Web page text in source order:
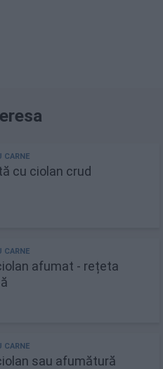
cu ciolan crud
afumat - rețeta
sau afumătură